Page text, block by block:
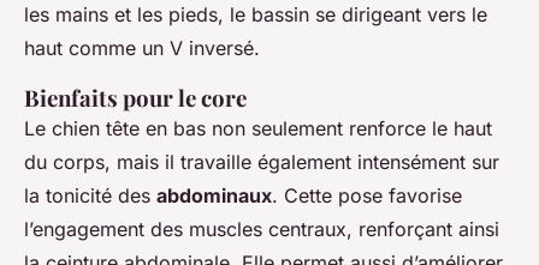
les mains et les pieds, le bassin se dirigeant vers le
haut comme un V inversé.
Bienfaits pour le core
Le chien tête en bas non seulement renforce le haut
du corps, mais il travaille également intensément sur
la tonicité des abdominaux. Cette pose favorise
l’engagement des muscles centraux, renforçant ainsi